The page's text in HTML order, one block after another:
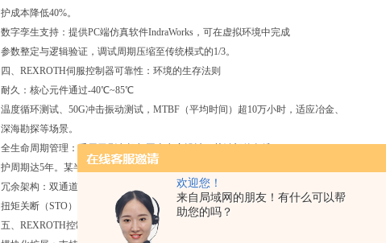
欢迎您！
来自局域网的朋友！有什么可以帮
助您的吗？
护成本降低40%。
数字孪生支持：提供PC端仿真软件IndraWorks，可在虚拟环境中完成
参数整定与逻辑验证，调试周期压缩至传统模式的1/3。
四、REXROTH伺服控制器可靠性：环境的生存法则
耐久：核心元件通过-40℃~85℃
温度循环测试、50G冲击振动测试，MTBF（平均时间）超10万小时，适应冶金、
深海勘探等场景。
全生命周期管理：采用无刷电机与固态电容设计，关键部件免维
护周期达5年。某半导体晶圆厂连续运行3年，性能衰减率小于0.5%。
冗余架构：双通道
扭矩关断（STO）功能通过SIL3认证，确保急停、超限等异常工况下毫秒级响应。
五、REXROTH控制器行业定制化：从标准到专属的跨越